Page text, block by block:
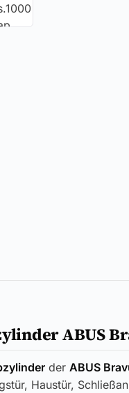
ABUS
der ABUS
Haustür,